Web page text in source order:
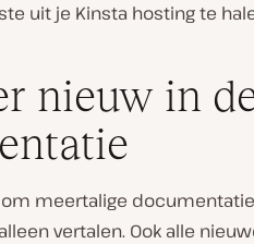
uit je Kinsta hosting te
nieuw in
meertalige
vertalen. Ook alle